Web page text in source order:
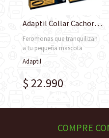
Adaptil Collar Cachorro y Razas Pequeñas
Feromonas que tranquilizan
a tu pequeña mascota
Adaptil
$ 22.990
COMPRE